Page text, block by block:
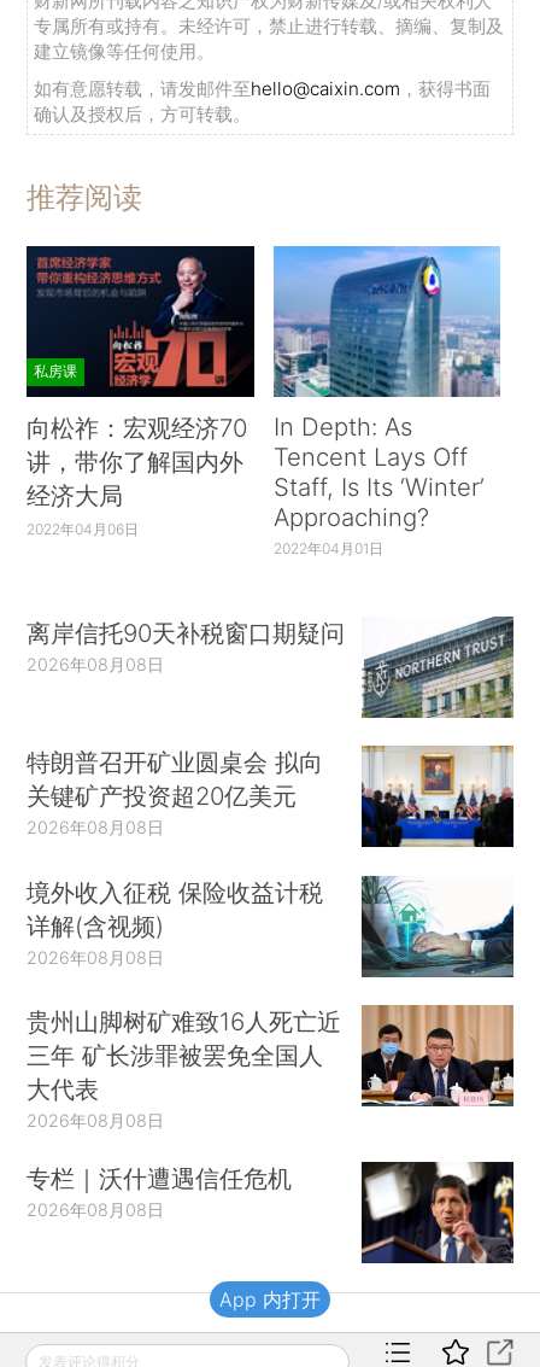
专属所有或持有。未经许可，禁止进行转载、摘编、复制及
建立镜像等任何使用。
如有意愿转载，请发邮件至hello@caixin.com ，获得书面
确认及授权后，方可转载。
推荐阅读
私房课
向松祚：宏观经济70
讲，带你了解国内外
经济大局
2022年04月06日
In Depth: As
Tencent Lays Off
Staff, Is Its ‘Winter’
Approaching?
2022年04月01日
离岸信托90天补税窗口期疑问
2026年08月08日
特朗普召开矿业圆桌会 拟向
关键矿产投资超20亿美元
2026年08月08日
境外收入征税 保险收益计税
详解(含视频)
2026年08月08日
贵州山脚树矿难致16人死亡近
三年 矿长涉罪被罢免全国人
大代表
2026年08月08日
专栏｜沃什遭遇信任危机
2026年08月08日
财新移动
发表评论得积分
App 内打开